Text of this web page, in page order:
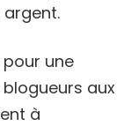
une
aux
à